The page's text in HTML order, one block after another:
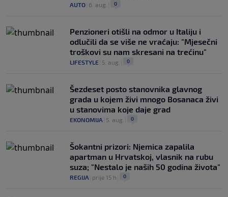
AUTO 6. aug. 0
Penzioneri otišli na odmor u Italiju i
odlučili da se više ne vraćaju: "Mjesečni
troškovi su nam skresani na trećinu"
LIFESTYLE 5. aug. 0
Šezdeset posto stanovnika glavnog
grada u kojem živi mnogo Bosanaca živi
u stanovima koje daje grad
EKONOMIJA 5. aug. 0
Šokantni prizori: Njemica zapalila
apartman u Hrvatskoj, vlasnik na rubu
suza; "Nestalo je naših 50 godina života"
REGIJA prije 15 h 0